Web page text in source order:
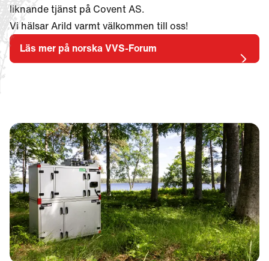
liknande tjänst på Covent AS.
Vi hälsar Arild varmt välkommen till oss!
Läs mer på norska VVS-Forum